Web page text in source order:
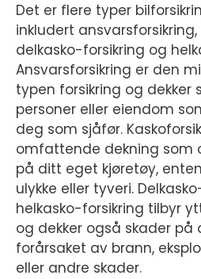
Det er flere typer
inkludert ansvarsforsikring,
delkasko-forsikring og
Ansvarsforsikring er den
typen forsikring og dekker
personer eller eiendom
deg som sjåfør.
omfattende dekning som
på ditt eget kjøretøy,
ulykke eller tyveri.
helkasko-forsikring tilbyr
og dekker også skader
forårsaket av brann,
eller andre skader.